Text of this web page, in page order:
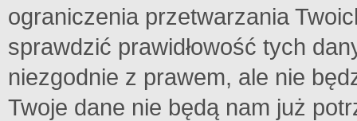
ograniczenia przetwarzania
sprawdzić prawidłowość tych
niezgodnie z prawem, ale nie
Twoje dane nie będą nam już